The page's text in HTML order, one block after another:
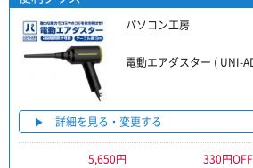
パソコン工房
電動エアダスター ( UNI-
詳細を見る・変更する
5,650円 330円OFF